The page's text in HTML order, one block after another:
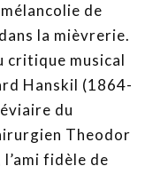
de
la mièvrerie.
critique musical
Hanskil (1864-
du
Theodor
fidèle de